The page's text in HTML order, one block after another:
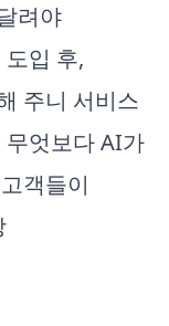
려야
입 후,
주니 서비스
무엇보다 AI가
객들이